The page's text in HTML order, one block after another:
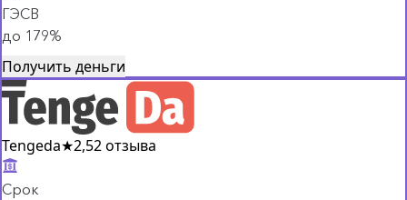
ГЭСВ
до 179%
Получить деньги
Tengeda★2,52 отзыва
Срок